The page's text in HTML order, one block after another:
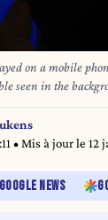
on a mobile
seen in the
on 6 January
news
• Mis à jour le 12
NEWS